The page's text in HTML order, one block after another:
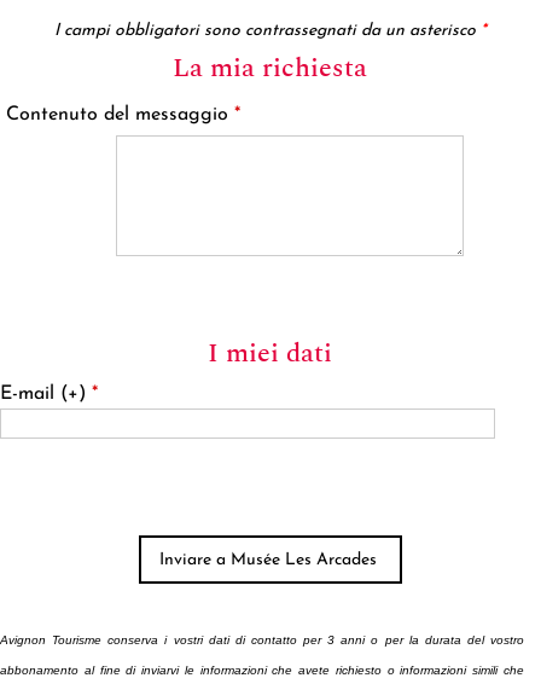
I campi obbligatori sono contrassegnati da un asterisco *
La mia richiesta
Contenuto del messaggio *
I miei dati
E-mail (+) *
Avignon Tourisme conserva i vostri dati di contatto per 3 anni o per la durata del vostro
abbonamento al fine di inviarvi le informazioni che avete richiesto o informazioni simili che